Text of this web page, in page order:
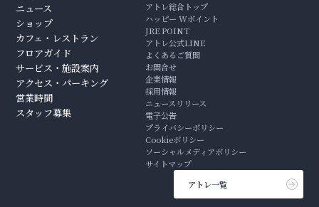
ニュース
ショップ
カフェ・レストラン
フロアガイド
サービス・施設案内
アクセス・パーキング
営業時間
スタッフ募集
アトレ総合トップ
ハッピー Wポイント
JRE POINT
アトレ公式LINE
よくあるご質問
お問合せ
企業情報
採用情報
ニュースリリース
電子公告
プライバシーポリシー
Cookieポリシー
ソーシャルメディアポリシー
サイトマップ
アトレ一覧